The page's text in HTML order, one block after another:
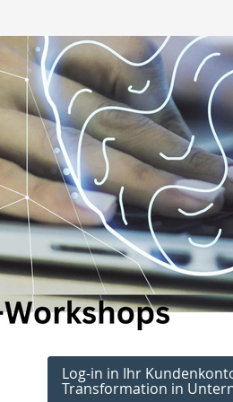
Log-in in Ihr
Transformation in